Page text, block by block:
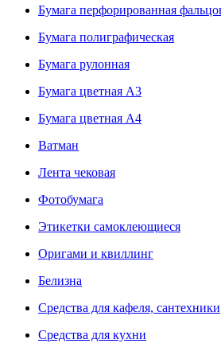
Бумага перфорированная
Бумага полиграфическая
Бумага рулонная
Бумага цветная А3
Бумага цветная А4
Ватман
Лента чековая
Фотобумага
Этикетки самоклеющиеся
Оригами и квиллинг
Белизна
Средства для кафеля, сантехники
Средства для кухни